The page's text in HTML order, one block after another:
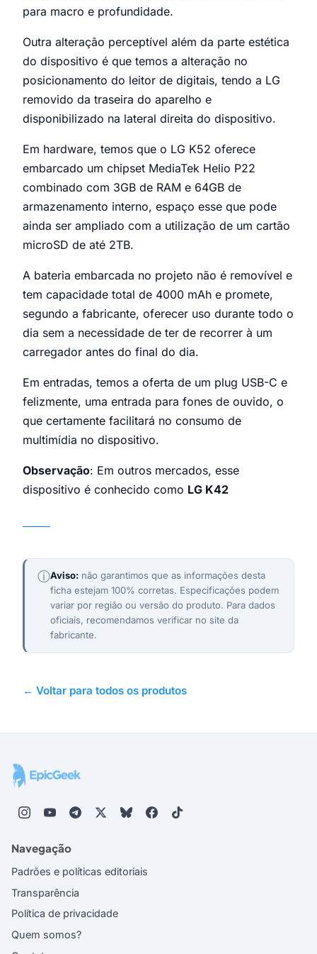
para macro e profundidade.
Outra alteração perceptível além da parte estética
do dispositivo é que temos a alteração no
posicionamento do leitor de digitais, tendo a LG
removido da traseira do aparelho e
disponibilizado na lateral direita do dispositivo.
Em hardware, temos que o LG K52 oferece
embarcado um chipset MediaTek Helio P22
combinado com 3GB de RAM e 64GB de
armazenamento interno, espaço esse que pode
ainda ser ampliado com a utilização de um cartão
microSD de até 2TB.
A bateria embarcada no projeto não é removível e
tem capacidade total de 4000 mAh e promete,
segundo a fabricante, oferecer uso durante todo o
dia sem a necessidade de ter de recorrer à um
carregador antes do final do dia.
Em entradas, temos a oferta de um plug USB-C e
felizmente, uma entrada para fones de ouvido, o
que certamente facilitará no consumo de
multimídia no dispositivo.
Observação: Em outros mercados, esse
dispositivo é conhecido como LG K42
ⓘAviso:não garantimos que as informações desta
ficha estejam 100% corretas. Especificações podem
variar por região ou versão do produto. Para dados
oficiais, recomendamos verificar no site da
fabricante.
← Voltar para todos os produtos
Navegação
Padrões e políticas editoriais
Transparência
Política de privacidade
Quem somos?